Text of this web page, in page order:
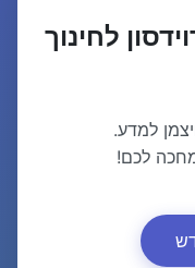
לחינוך
למדע.
לכם!